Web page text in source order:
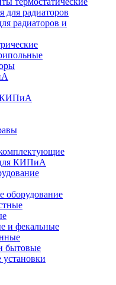
для радиаторов
радиаторов и
КИПиА
КИПиА
оборудование
и фекальные
бытовые